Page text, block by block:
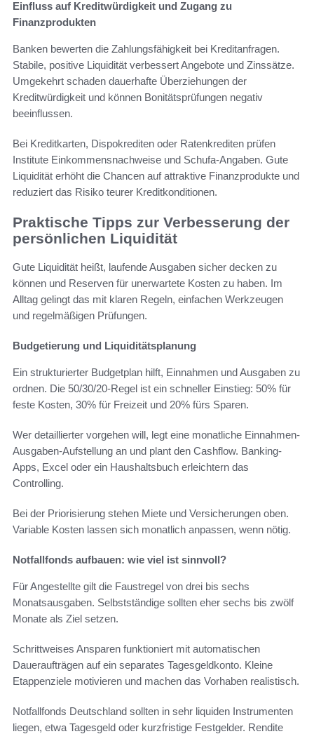
Einfluss auf Kreditwürdigkeit und Zugang zu
Finanzprodukten
Banken bewerten die Zahlungsfähigkeit bei Kreditanfragen.
Stabile, positive Liquidität verbessert Angebote und Zinssätze.
Umgekehrt schaden dauerhafte Überziehungen der
Kreditwürdigkeit und können Bonitätsprüfungen negativ
beeinflussen.
Bei Kreditkarten, Dispokrediten oder Ratenkrediten prüfen
Institute Einkommensnachweise und Schufa-Angaben. Gute
Liquidität erhöht die Chancen auf attraktive Finanzprodukte und
reduziert das Risiko teurer Kreditkonditionen.
Praktische Tipps zur Verbesserung der
persönlichen Liquidität
Gute Liquidität heißt, laufende Ausgaben sicher decken zu
können und Reserven für unerwartete Kosten zu haben. Im
Alltag gelingt das mit klaren Regeln, einfachen Werkzeugen
und regelmäßigen Prüfungen.
Budgetierung und Liquiditätsplanung
Ein strukturierter Budgetplan hilft, Einnahmen und Ausgaben zu
ordnen. Die 50/30/20-Regel ist ein schneller Einstieg: 50% für
feste Kosten, 30% für Freizeit und 20% fürs Sparen.
Wer detaillierter vorgehen will, legt eine monatliche Einnahmen-
Ausgaben-Aufstellung an und plant den Cashflow. Banking-
Apps, Excel oder ein Haushaltsbuch erleichtern das
Controlling.
Bei der Priorisierung stehen Miete und Versicherungen oben.
Variable Kosten lassen sich monatlich anpassen, wenn nötig.
Notfallfonds aufbauen: wie viel ist sinnvoll?
Für Angestellte gilt die Faustregel von drei bis sechs
Monatsausgaben. Selbstständige sollten eher sechs bis zwölf
Monate als Ziel setzen.
Schrittweises Ansparen funktioniert mit automatischen
Daueraufträgen auf ein separates Tagesgeldkonto. Kleine
Etappenziele motivieren und machen das Vorhaben realistisch.
Notfallfonds Deutschland sollten in sehr liquiden Instrumenten
liegen, etwa Tagesgeld oder kurzfristige Festgelder. Rendite